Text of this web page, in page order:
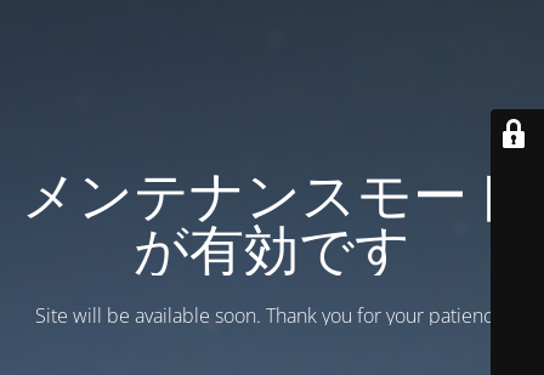
メンテナンスモード
が有効です
Site will be available soon. Thank you for your patience!